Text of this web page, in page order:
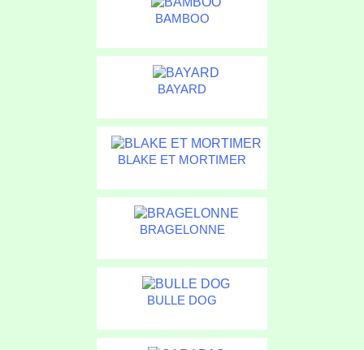
BAMBOO
BAYARD
BLAKE ET MORTIMER
BRAGELONNE
BULLE DOG